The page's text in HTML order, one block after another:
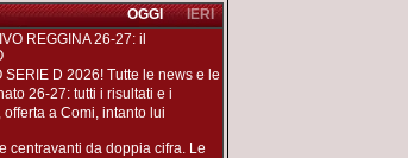
IERI
OGGI
REGGINA 26-27: il
SERIE D 2026! Tutte le news e le
26-27: tutti i risultati e i
a Comi, intanto lui
centravanti da doppia cifra. Le